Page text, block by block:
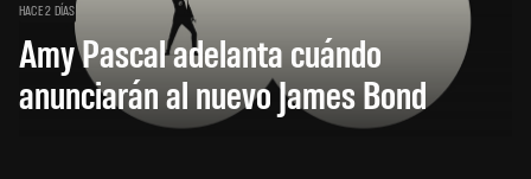
HACE 2 DÍAS
Amy Pascal adelanta cuándo
anunciarán al nuevo James Bond